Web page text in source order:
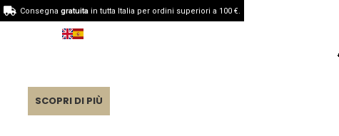
SCOPRI DI PIÙ
Consegna gratuitain tutta Italia per ordini superiori a 100 €.